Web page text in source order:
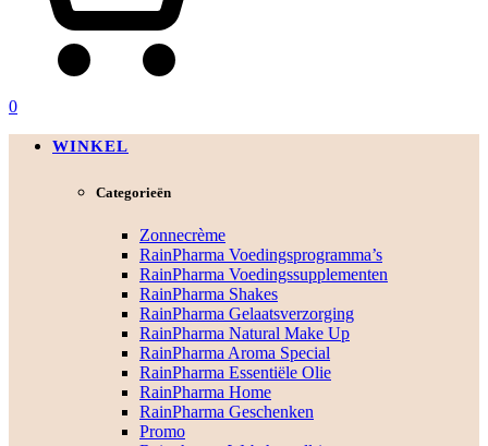
0
WINKEL
Categorieën
Zonnecrème
RainPharma Voedingsprogramma’s
RainPharma Voedingssupplementen
RainPharma Shakes
RainPharma Gelaatsverzorging
RainPharma Natural Make Up
RainPharma Aroma Special
RainPharma Essentiële Olie
RainPharma Home
RainPharma Geschenken
Promo